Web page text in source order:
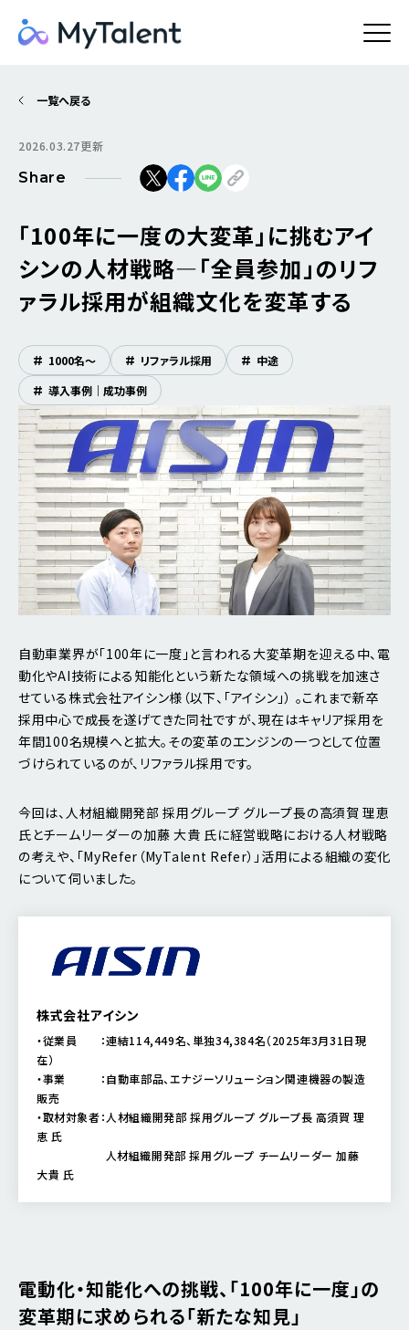
一覧へ戻る
2026.03.27更新
Share
「100年に一度の大変革」に挑むアイ
シンの人材戦略―「全員参加」のリフ
ァラル採用が組織文化を変革する
# 1000名〜 # リファラル採用 # 中途
# 導入事例｜成功事例
自動車業界が「100年に一度」と言われる大変革期を迎える中、電
動化やAI技術による知能化という新たな領域への挑戦を加速さ
せている株式会社アイシン様（以下、「アイシン」） 。これまで新卒
採用中心で成長を遂げてきた同社ですが、現在はキャリア採用を
年間100名規模へと拡大。その変革のエンジンの一つとして位置
づけられているのが、リファラル採用です。
今回は、人材組織開発部 採用グループ グループ長の高須賀 理恵
氏とチームリーダーの加藤 大貴 氏に経営戦略における人材戦略
の考えや、「MyRefer（MyTalent Refer）」活用による組織の変化
について伺いました。
株式会社アイシン
・従業員 ：連結114,449名、単独34,384名（2025年3月31日現
在）
・事業 ：自動車部品、エナジーソリューション関連機器の製造
販売
・取材対象者：人材組織開発部 採用グループ グループ長 高須賀 理
恵 氏
人材組織開発部 採用グループ チームリーダー 加藤
大貴 氏
電動化・知能化への挑戦、「100年に一度」の
変革期に求められる「新たな知見」